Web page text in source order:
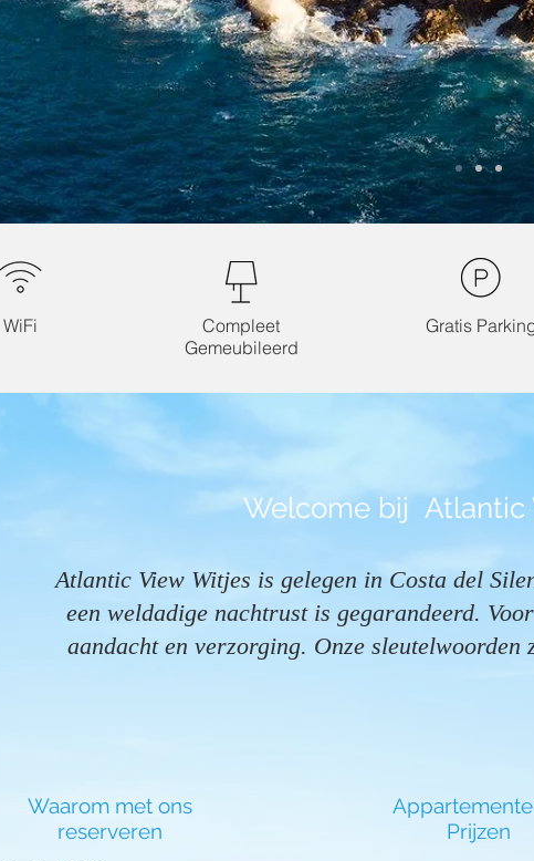
WiFi
Compleet
Gemeubileerd
Gratis
Welcome bij Atlantic
Atlantic View Witjes is gelegen in Costa del
een weldadige nachtrust is gegarandeerd.
aandacht en verzorging. Onze
Waarom met ons
reserveren
Prijzen